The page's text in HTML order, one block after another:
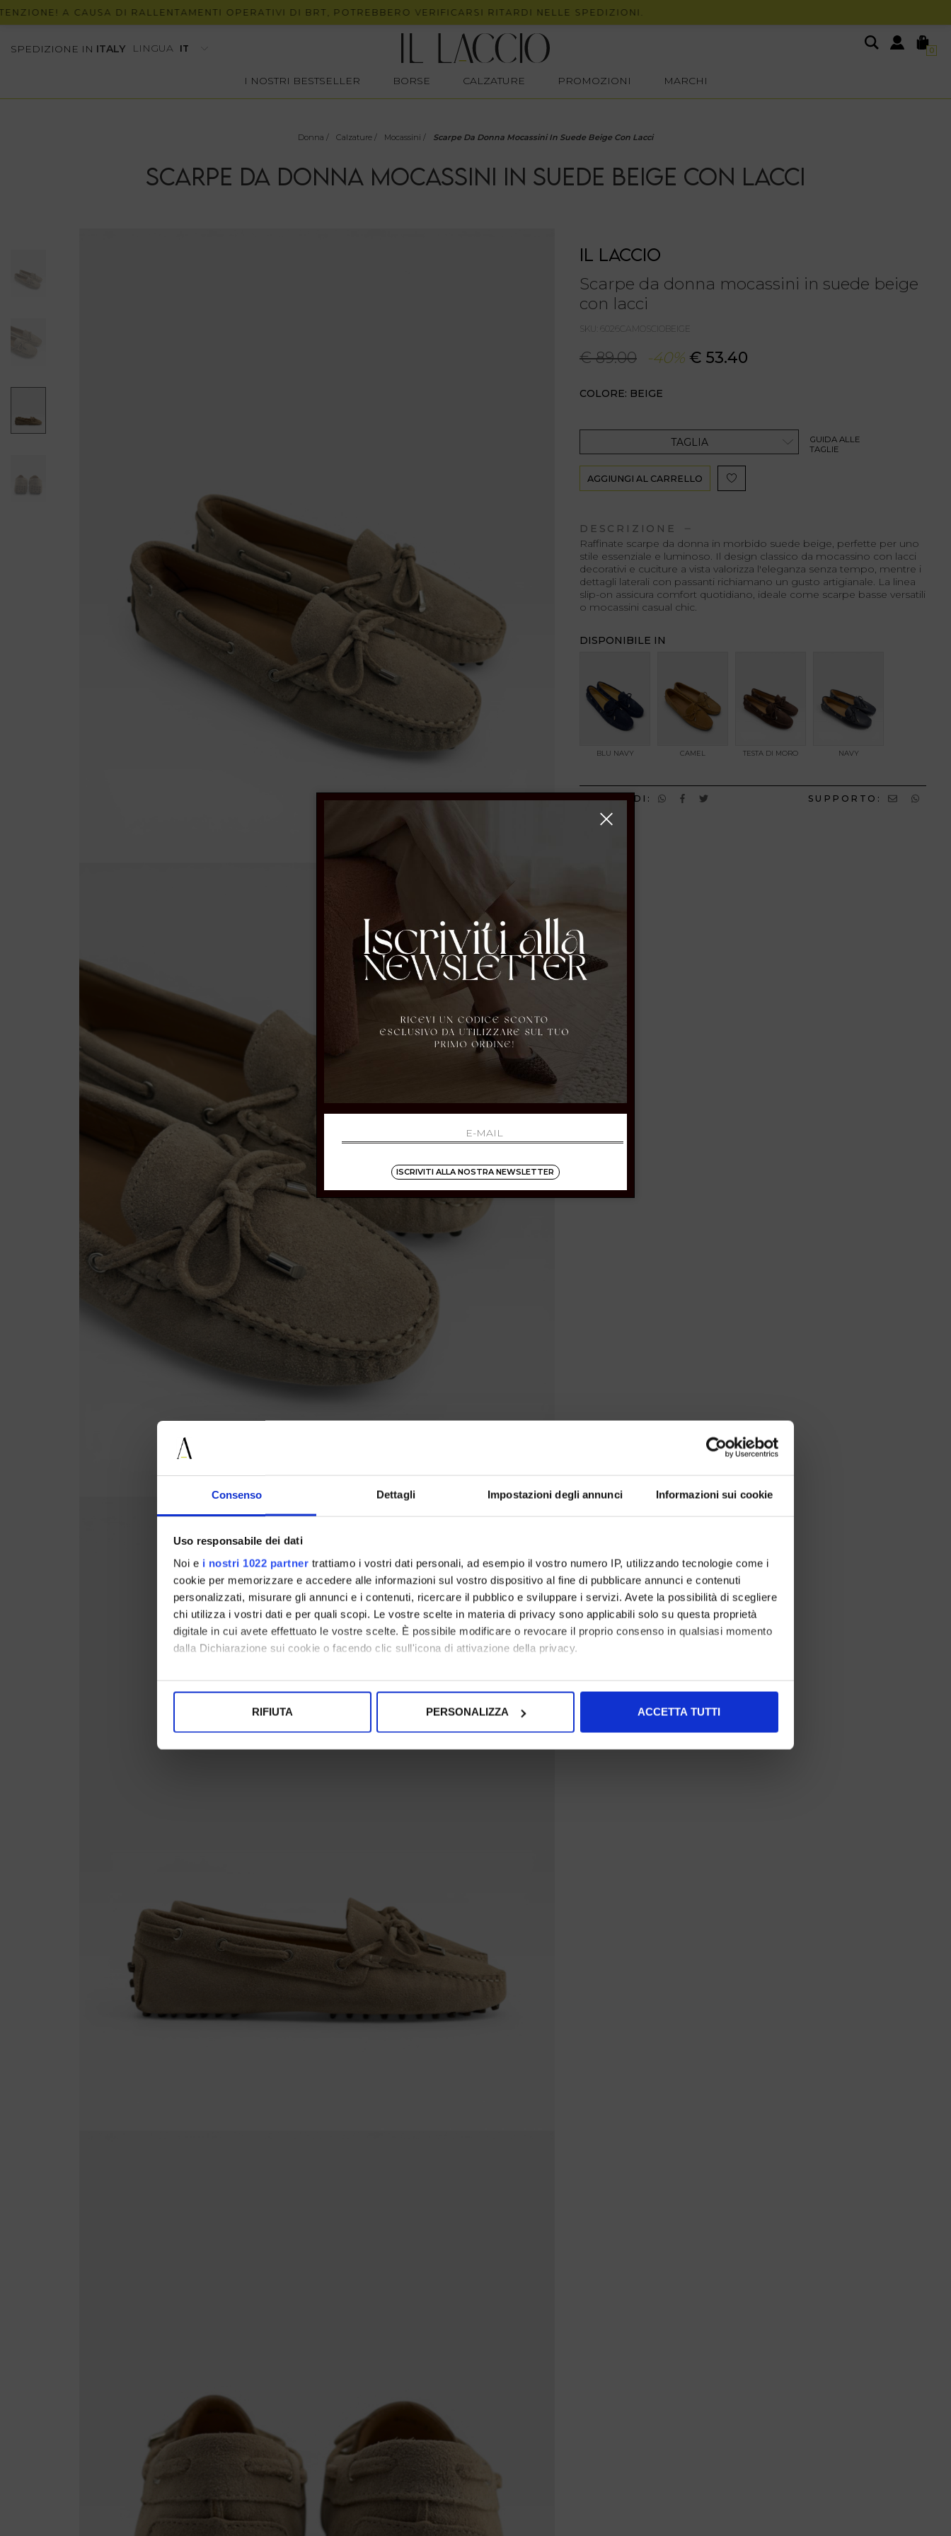
Consenso Dettagli Impostazioni degli annunci Informazioni sui cookie
Uso responsabile dei dati
Noi e i nostri 1022 partner trattiamo i vostri dati personali, ad esempio il vostro numero IP, utilizzando tecnologie come i
cookie per memorizzare e accedere alle informazioni sul vostro dispositivo al fine di pubblicare annunci e contenuti
personalizzati, misurare gli annunci e i contenuti, ricercare il pubblico e sviluppare i servizi. Avete la possibilità di scegliere
chi utilizza i vostri dati e per quali scopi. Le vostre scelte in materia di privacy sono applicabili solo su questa proprietà
digitale in cui avete effettuato le vostre scelte. È possibile modificare o revocare il proprio consenso in qualsiasi momento
dalla Dichiarazione sui cookie o facendo clic sull'icona di attivazione della privacy.
Con il tuo consenso, vorremmo anche:
Identificare il tuo dispositivo, scansionandolo attivamente alla ricerca di caratteristiche specifiche (impronte
digitali).
RIFIUTA PERSONALIZZA ACCETTA TUTTI
A CAUSA DI RALLENTAMENTI OPERATIVI DI BRT, POTREBBERO VERIFICARSI RITARDI NELLE SPEDIZIONI.
SPEDIZIONE IN ITALY LINGUA 0
I NOSTRI BESTSELLER BORSE CALZATURE PROMOZIONI MARCHI
Donna / Calzature / Mocassini / Scarpe Da Donna Mocassini In Suede Beige Con Lacci
SCARPE DA DONNA MOCASSINI IN SUEDE BEIGE CON LACCI
IL LACCIO
Scarpe da donna mocassini in suede beige
con lacci
SKU: 6026CAMOSCIOBEIGE
€ 89.00 -40% € 53.40
COLORE: BEIGE
GUIDA ALLE
TAGLIE
TAGLIA
AGGIUNGI AL CARRELLO
DESCRIZIONE
Raffinate scarpe da donna in morbido suede beige, perfette per uno
stile essenziale e luminoso. Il design classico da mocassino con lacci
decorativi e cuciture a vista valorizza l'eleganza senza tempo, mentre i
dettagli laterali con passanti richiamano un gusto artigianale. La linea
slip-on assicura comfort quotidiano, ideale come scarpe basse versatili
o mocassini casual chic.
DISPONIBILE IN
BLU NAVY CAMEL TESTA DI MORO NAVY
CONDIVIDI: SUPPORTO:
ISCRIVITI ALLA NOSTRA NEWSLETTER